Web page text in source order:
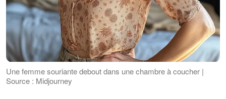
Une femme souriante debout dans une chambre à coucher |
Source : Midjourney